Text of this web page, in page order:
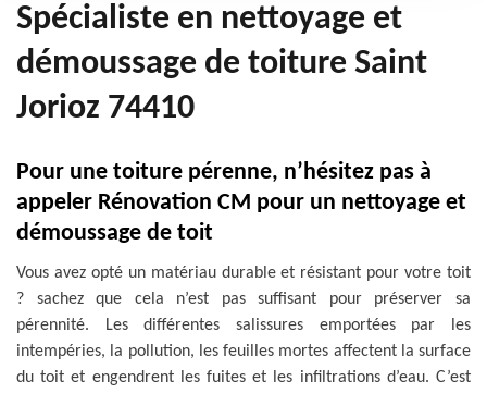
Spécialiste en nettoyage et
démoussage de toiture Saint
Jorioz 74410
Pour une toiture pérenne, n’hésitez pas à
appeler Rénovation CM pour un nettoyage et
démoussage de toit
Vous avez opté un matériau durable et résistant pour votre toit
? sachez que cela n’est pas suffisant pour préserver sa
pérennité. Les différentes salissures emportées par les
intempéries, la pollution, les feuilles mortes affectent la surface
du toit et engendrent les fuites et les infiltrations d’eau. C’est